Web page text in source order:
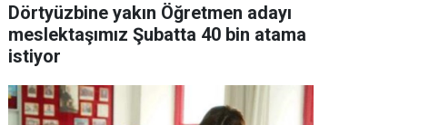
Dörtyüzbine yakın Öğretmen adayı
meslektaşımız Şubatta 40 bin atama
istiyor